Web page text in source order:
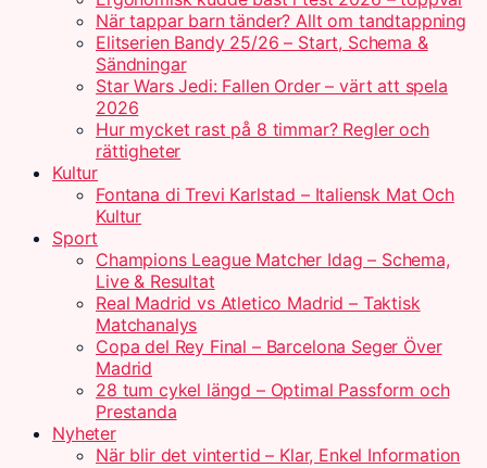
När tappar barn tänder? Allt om tandtappning
Elitserien Bandy 25/26 – Start, Schema &
Sändningar
Star Wars Jedi: Fallen Order – värt att spela
2026
Hur mycket rast på 8 timmar? Regler och
rättigheter
Kultur
Fontana di Trevi Karlstad – Italiensk Mat Och
Kultur
Sport
Champions League Matcher Idag – Schema,
Live & Resultat
Real Madrid vs Atletico Madrid – Taktisk
Matchanalys
Copa del Rey Final – Barcelona Seger Över
Madrid
28 tum cykel längd – Optimal Passform och
Prestanda
Nyheter
När blir det vintertid – Klar, Enkel Information